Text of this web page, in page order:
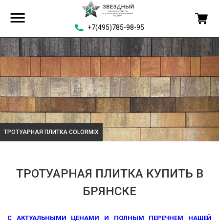
+7(495)785-98-95
ТРОТУАРНАЯ ПЛИТКА COLORMIX
ТРОТУАРНАЯ ПЛИТКА КУПИТЬ В
БРЯНСКЕ
С АКТУАЛЬНЫМИ ЦЕНАМИ И ПОЛНЫМ ПЕРЕЧНЕМ НАШЕЙ